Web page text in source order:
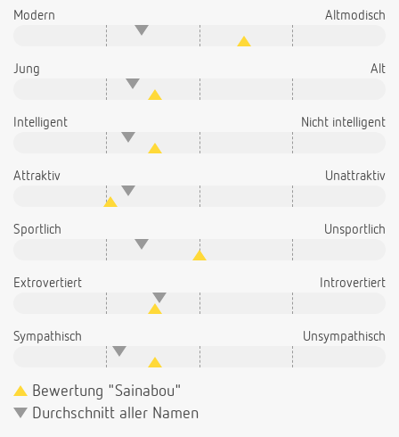
Modern Altmodisch
Jung Alt
Intelligent Nicht intelligent
Attraktiv Unattraktiv
Sportlich Unsportlich
Extrovertiert Introvertiert
Sympathisch Unsympathisch
Bewertung "Sainabou"
Durchschnitt aller Namen